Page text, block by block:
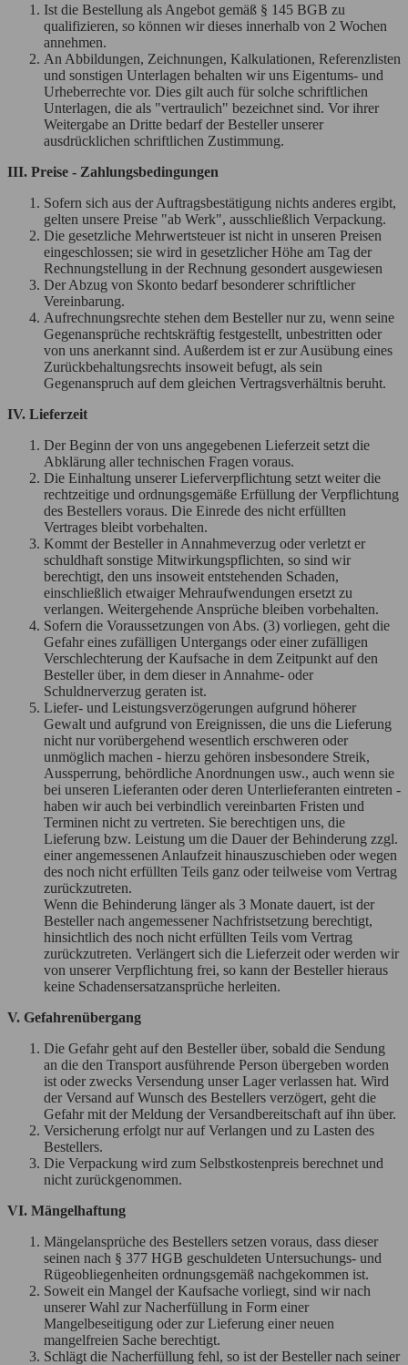
Ist die Bestellung als Angebot gemäß § 145 BGB zu
qualifizieren, so können wir dieses innerhalb von 2 Wochen
annehmen.
An Abbildungen, Zeichnungen, Kalkulationen, Referenzlisten
und sonstigen Unterlagen behalten wir uns Eigentums- und
Urheberrechte vor. Dies gilt auch für solche schriftlichen
Unterlagen, die als "vertraulich" bezeichnet sind. Vor ihrer
Weitergabe an Dritte bedarf der Besteller unserer
ausdrücklichen schriftlichen Zustimmung.
III. Preise - Zahlungsbedingungen
Sofern sich aus der Auftragsbestätigung nichts anderes ergibt,
gelten unsere Preise "ab Werk", ausschließlich Verpackung.
Die gesetzliche Mehrwertsteuer ist nicht in unseren Preisen
eingeschlossen; sie wird in gesetzlicher Höhe am Tag der
Rechnungstellung in der Rechnung gesondert ausgewiesen
Der Abzug von Skonto bedarf besonderer schriftlicher
Vereinbarung.
Aufrechnungsrechte stehen dem Besteller nur zu, wenn seine
Gegenansprüche rechtskräftig festgestellt, unbestritten oder
von uns anerkannt sind. Außerdem ist er zur Ausübung eines
Zurückbehaltungsrechts insoweit befugt, als sein
Gegenanspruch auf dem gleichen Vertragsverhältnis beruht.
IV. Lieferzeit
Der Beginn der von uns angegebenen Lieferzeit setzt die
Abklärung aller technischen Fragen voraus.
Die Einhaltung unserer Lieferverpflichtung setzt weiter die
rechtzeitige und ordnungsgemäße Erfüllung der Verpflichtung
des Bestellers voraus. Die Einrede des nicht erfüllten
Vertrages bleibt vorbehalten.
Kommt der Besteller in Annahmeverzug oder verletzt er
schuldhaft sonstige Mitwirkungspflichten, so sind wir
berechtigt, den uns insoweit entstehenden Schaden,
einschließlich etwaiger Mehraufwendungen ersetzt zu
verlangen. Weitergehende Ansprüche bleiben vorbehalten.
Sofern die Voraussetzungen von Abs. (3) vorliegen, geht die
Gefahr eines zufälligen Untergangs oder einer zufälligen
Verschlechterung der Kaufsache in dem Zeitpunkt auf den
Besteller über, in dem dieser in Annahme- oder
Schuldnerverzug geraten ist.
Liefer- und Leistungsverzögerungen aufgrund höherer
Gewalt und aufgrund von Ereignissen, die uns die Lieferung
nicht nur vorübergehend wesentlich erschweren oder
unmöglich machen - hierzu gehören insbesondere Streik,
Aussperrung, behördliche Anordnungen usw., auch wenn sie
bei unseren Lieferanten oder deren Unterlieferanten eintreten -
haben wir auch bei verbindlich vereinbarten Fristen und
Terminen nicht zu vertreten. Sie berechtigen uns, die
Lieferung bzw. Leistung um die Dauer der Behinderung zzgl.
einer angemessenen Anlaufzeit hinauszuschieben oder wegen
des noch nicht erfüllten Teils ganz oder teilweise vom Vertrag
zurückzutreten.
Wenn die Behinderung länger als 3 Monate dauert, ist der
Besteller nach angemessener Nachfristsetzung berechtigt,
hinsichtlich des noch nicht erfüllten Teils vom Vertrag
zurückzutreten. Verlängert sich die Lieferzeit oder werden wir
von unserer Verpflichtung frei, so kann der Besteller hieraus
keine Schadensersatzansprüche herleiten.
V. Gefahrenübergang
Die Gefahr geht auf den Besteller über, sobald die Sendung
an die den Transport ausführende Person übergeben worden
ist oder zwecks Versendung unser Lager verlassen hat. Wird
der Versand auf Wunsch des Bestellers verzögert, geht die
Gefahr mit der Meldung der Versandbereitschaft auf ihn über.
Versicherung erfolgt nur auf Verlangen und zu Lasten des
Bestellers.
Die Verpackung wird zum Selbstkostenpreis berechnet und
nicht zurückgenommen.
VI. Mängelhaftung
Mängelansprüche des Bestellers setzen voraus, dass dieser
seinen nach § 377 HGB geschuldeten Untersuchungs- und
Rügeobliegenheiten ordnungsgemäß nachgekommen ist.
Soweit ein Mangel der Kaufsache vorliegt, sind wir nach
unserer Wahl zur Nacherfüllung in Form einer
Mangelbeseitigung oder zur Lieferung einer neuen
mangelfreien Sache berechtigt.
Schlägt die Nacherfüllung fehl, so ist der Besteller nach seiner